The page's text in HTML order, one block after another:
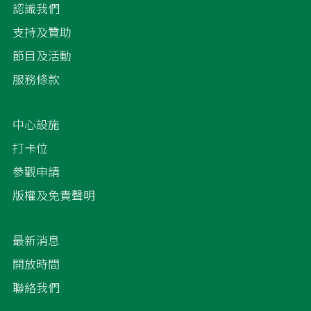
認識我們
支持及贊助
節目及活動
服務條款
中心設施
打卡位
參觀申請
版權及免責聲明
最新消息
開放時間
聯絡我們